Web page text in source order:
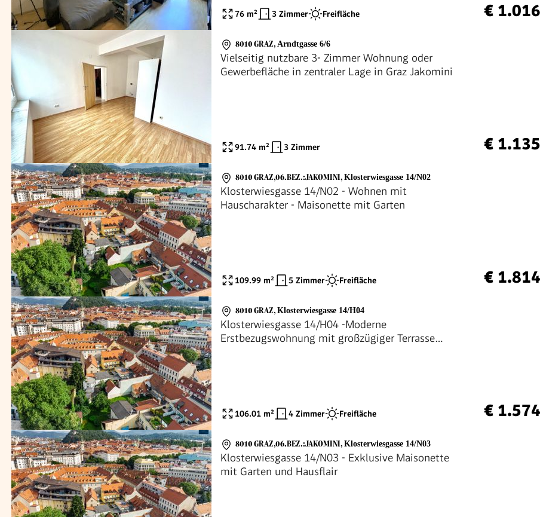
76 m² 3 Zimmer Freifläche €
8010 GRAZ, Arndtgasse 6/6
Vielseitig nutzbare 3- Zimmer Wohnung oder
Gewerbefläche in zentraler Lage in Graz Jakomini
91.74 m² 3 Zimmer €
8010 GRAZ,06.BEZ.:JAKOMINI, Klosterwiesgasse 14/N02
Klosterwiesgasse 14/N02 - Wohnen mit
Hauscharakter - Maisonette mit Garten
109.99 m² 5 Zimmer Freifläche €
8010 GRAZ, Klosterwiesgasse 14/H04
Klosterwiesgasse 14/H04 -Moderne
Erstbezugswohnung mit großzügiger Terrasse
106.01 m² 4 Zimmer Freifläche €
8010 GRAZ,06.BEZ.:JAKOMINI, Klosterwiesgasse 14/N03
Klosterwiesgasse 14/N03 - Exklusive Maisonette
mit Garten und Hausflair